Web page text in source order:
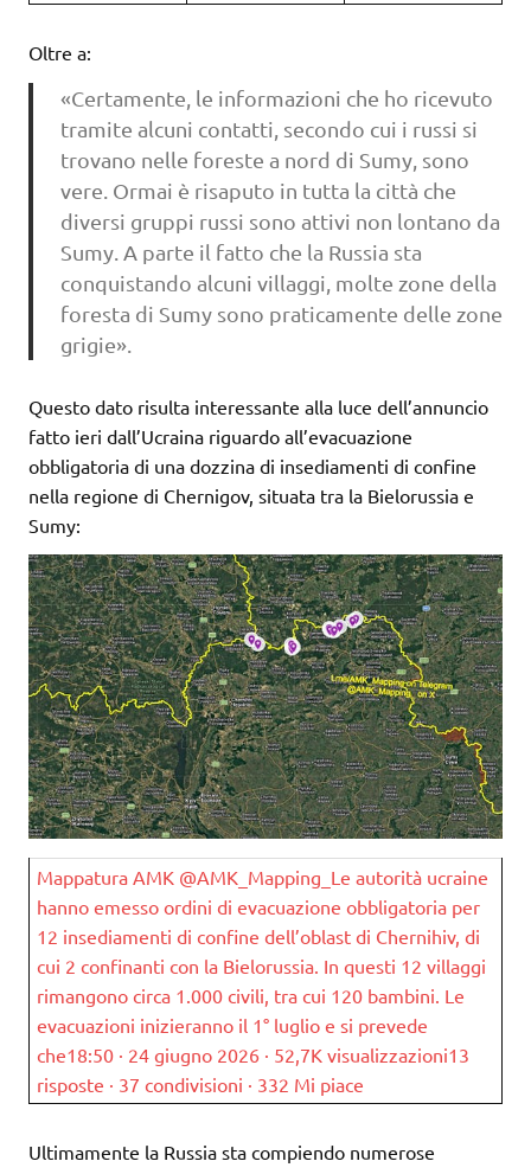
Oltre a:
«Certamente, le informazioni che ho ricevuto
tramite alcuni contatti, secondo cui i russi si
trovano nelle foreste a nord di Sumy, sono
vere. Ormai è risaputo in tutta la città che
diversi gruppi russi sono attivi non lontano da
Sumy. A parte il fatto che la Russia sta
conquistando alcuni villaggi, molte zone della
foresta di Sumy sono praticamente delle zone
grigie».
Questo dato risulta interessante alla luce dell’annuncio
fatto ieri dall’Ucraina riguardo all’evacuazione
obbligatoria di una dozzina di insediamenti di confine
nella regione di Chernigov, situata tra la Bielorussia e
Sumy:
Mappatura AMK @AMK_Mapping_Le autorità ucraine
hanno emesso ordini di evacuazione obbligatoria per
12 insediamenti di confine dell’oblast di Chernihiv, di
cui 2 confinanti con la Bielorussia. In questi 12 villaggi
rimangono circa 1.000 civili, tra cui 120 bambini. Le
evacuazioni inizieranno il 1° luglio e si prevede
che18:50 · 24 giugno 2026 · 52,7K visualizzazioni13
risposte · 37 condivisioni · 332 Mi piace
Ultimamente la Russia sta compiendo numerose